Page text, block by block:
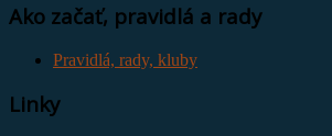
Ako začať, pravidlá a rady
Pravidlá, rady, kluby
Linky